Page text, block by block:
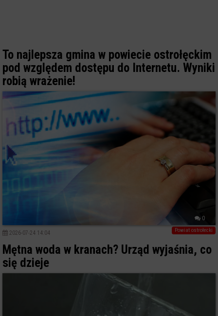
To najlepsza gmina w powiecie ostrołęckim
pod względem dostępu do Internetu. Wyniki
robią wrażenie!
0
Powiat ostrołecki
2026-07-24 14:04
Mętna woda w kranach? Urząd wyjaśnia, co
się dzieje